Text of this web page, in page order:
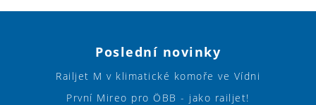
Poslední novinky
Railjet M v klimatické komoře ve Vídni
První Mireo pro ÖBB - jako railjet!